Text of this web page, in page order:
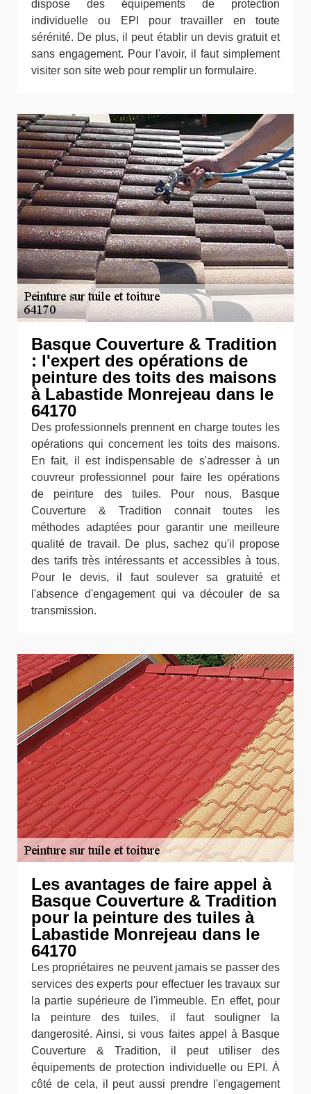
dispose des équipements de protection
individuelle ou EPI pour travailler en toute
sérénité. De plus, il peut établir un devis gratuit et
sans engagement. Pour l'avoir, il faut simplement
visiter son site web pour remplir un formulaire.
Basque Couverture & Tradition
: l'expert des opérations de
peinture des toits des maisons
à Labastide Monrejeau dans le
64170
Des professionnels prennent en charge toutes les
opérations qui concernent les toits des maisons.
En fait, il est indispensable de s'adresser à un
couvreur professionnel pour faire les opérations
de peinture des tuiles. Pour nous, Basque
Couverture & Tradition connait toutes les
méthodes adaptées pour garantir une meilleure
qualité de travail. De plus, sachez qu'il propose
des tarifs très intéressants et accessibles à tous.
Pour le devis, il faut soulever sa gratuité et
l'absence d'engagement qui va découler de sa
transmission.
Les avantages de faire appel à
Basque Couverture & Tradition
pour la peinture des tuiles à
Labastide Monrejeau dans le
64170
Les propriétaires ne peuvent jamais se passer des
services des experts pour effectuer les travaux sur
la partie supérieure de l'immeuble. En effet, pour
la peinture des tuiles, il faut souligner la
dangerosité. Ainsi, si vous faites appel à Basque
Couverture & Tradition, il peut utiliser des
équipements de protection individuelle ou EPI. À
côté de cela, il peut aussi prendre l'engagement